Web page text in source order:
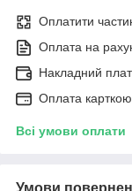
Оплатити
Оплата на
Накладний
Оплата
Всі умови оплати
Умови